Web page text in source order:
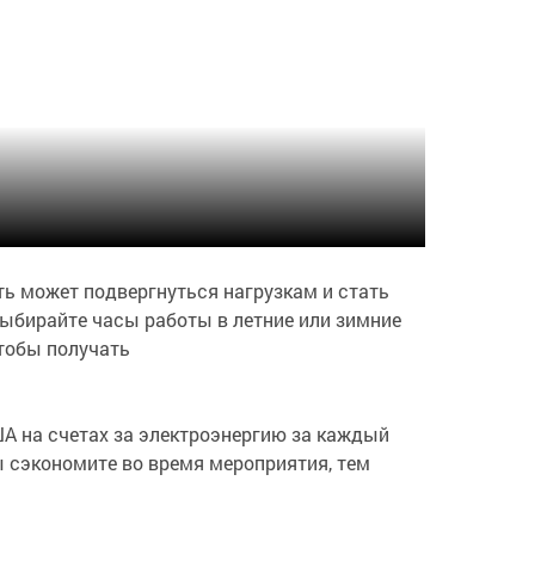
может подвергнуться нагрузкам и стать
часы работы в летние или зимние
получать
на счетах за электроэнергию за каждый
сэкономите во время мероприятия, тем